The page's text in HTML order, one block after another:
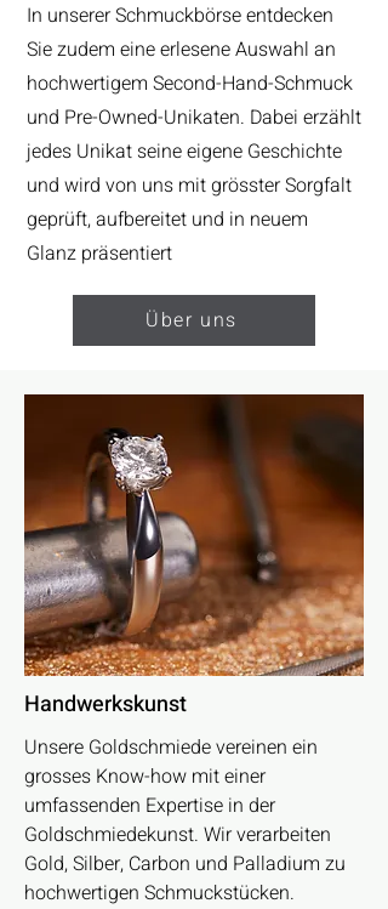
In unserer Schmuckbörse entdecken
Sie zudem eine erlesene Auswahl an
hochwertigem Second-Hand-Schmuck
und Pre-Owned-Unikaten. Dabei erzählt
jedes Unikat seine eigene Geschichte
und wird von uns mit grösster Sorgfalt
geprüft, aufbereitet und in neuem
Glanz präsentiert
Über uns
Handwerkskunst
Unsere Goldschmiede vereinen ein
grosses Know-how mit einer
umfassenden Expertise in der
Goldschmiedekunst. Wir verarbeiten
Gold, Silber, Carbon und Palladium zu
hochwertigen Schmuckstücken.